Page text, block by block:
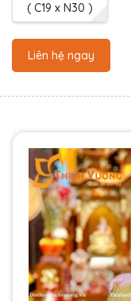
( C19 x N30 )
Liên hệ ngay